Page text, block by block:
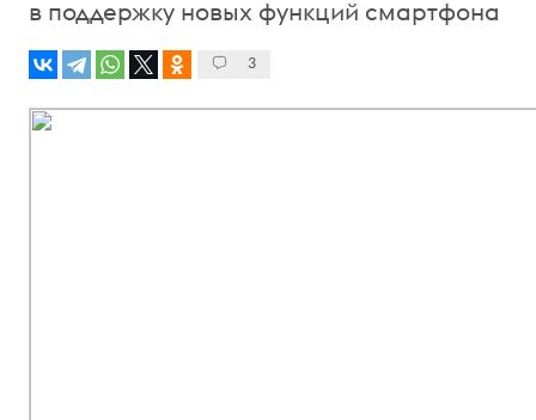
в поддержку новых функций смартфона
3